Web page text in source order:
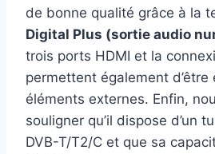
de bonne qualité grâce à la
Digital Plus (sortie audio
trois ports HDMI et la
permettent également d’être
éléments externes. Enfin,
souligner qu’il dispose d’un
DVB-T/T2/C et que sa